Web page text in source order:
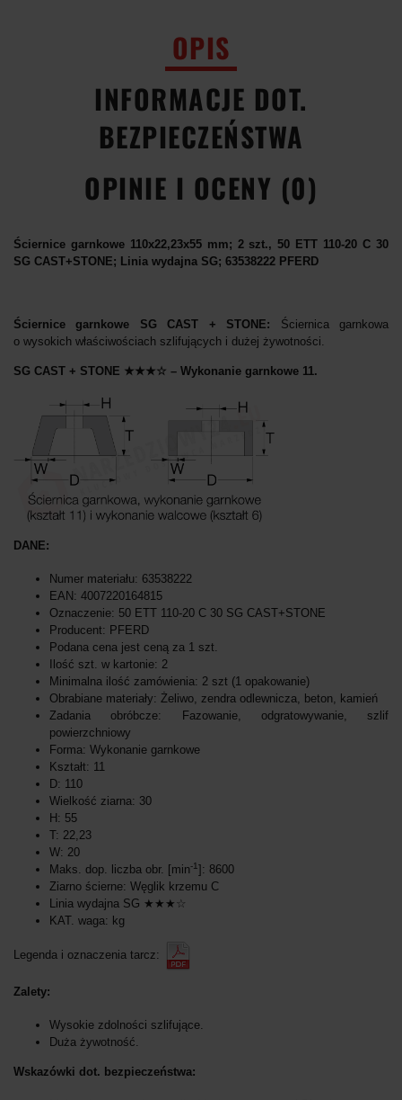
OPIS
INFORMACJE DOT.
BEZPIECZEŃSTWA
OPINIE I OCENY (0)
Ściernice garnkowe 110x22,23x55 mm; 2 szt., 50 ETT 110-20 C 30
SG CAST+STONE; Linia wydajna SG; 63538222 PFERD
Ściernice garnkowe SG CAST + STONE: Ściernica garnkowa
o wysokich właściwościach szlifujących i dużej żywotności.
SG CAST + STONE ★★★☆ – Wykonanie garnkowe 11.
DANE:
Numer materiału: 63538222
EAN: 4007220164815
Oznaczenie: 50 ETT 110-20 C 30 SG CAST+STONE
Producent: PFERD
Podana cena jest ceną za 1 szt.
Ilość szt. w kartonie: 2
Minimalna ilość zamówienia: 2 szt (1 opakowanie)
Obrabiane materiały: Żeliwo, zendra odlewnicza, beton, kamień
Zadania obróbcze: Fazowanie, odgratowywanie, szlif
powierzchniowy
Forma: Wykonanie garnkowe
Kształt: 11
D: 110
Wielkość ziarna: 30
H: 55
T: 22,23
W: 20
Maks. dop. liczba obr. [min-1]: 8600
Ziarno ścierne: Węglik krzemu C
Linia wydajna SG ★★★☆
KAT. waga: kg
Legenda i oznaczenia tarcz:
Zalety:
Wysokie zdolności szlifujące.
Duża żywotność.
Wskazówki dot. bezpieczeństwa: